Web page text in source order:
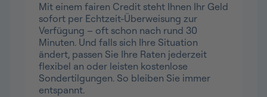
Mit einem fairen Credit steht Ihnen Ihr Geld
sofort per Echtzeit-Überweisung zur
Verfügung – oft schon nach rund 30
Minuten. Und falls sich Ihre Situation
ändert, passen Sie Ihre Raten jederzeit
flexibel an oder leisten kostenlose
Sondertilgungen. So bleiben Sie immer
entspannt.